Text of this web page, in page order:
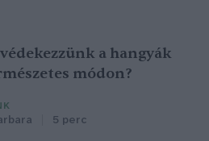
a hangyák
módon?
5 perc